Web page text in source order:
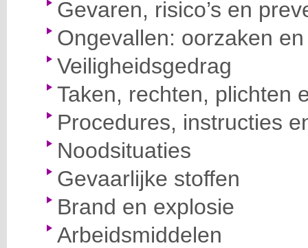
Gevaren, risico’s en
Ongevallen: oorzaken
Veiligheidsgedrag
Taken, rechten, plichten
Procedures, instructies
Noodsituaties
Gevaarlijke stoffen
Brand en explosie
Arbeidsmiddelen